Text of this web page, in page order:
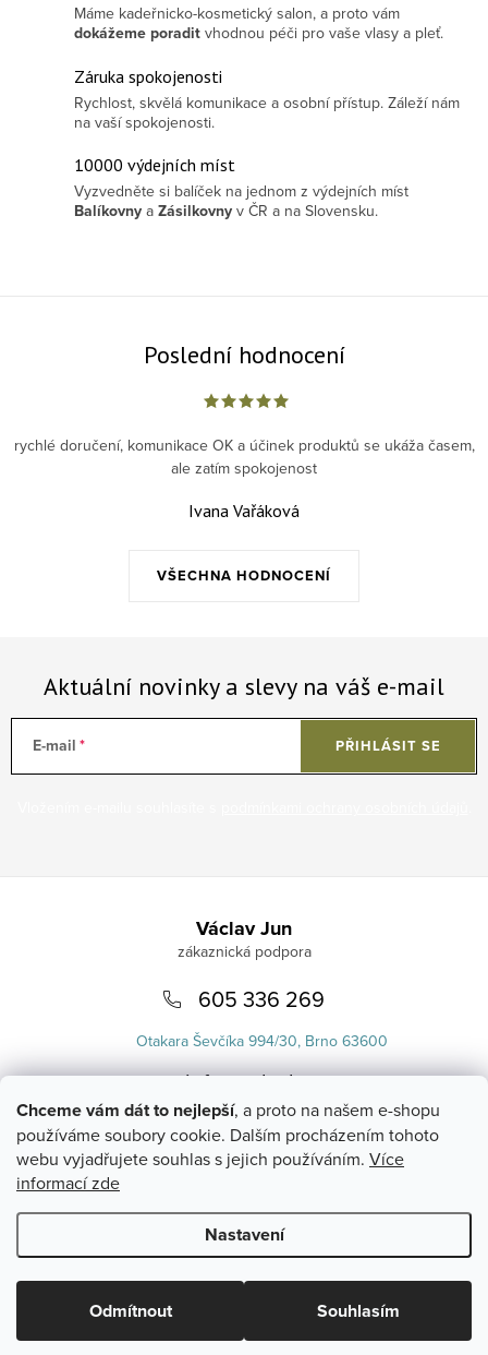
Chceme vám dát to nejlepší, a proto na našem e-shopu
používáme soubory cookie. Dalším procházením tohoto
webu vyjadřujete souhlas s jejich používáním. Více
informací zde
Nastavení
Odmítnout Souhlasím
Máme kadeřnicko-kosmetický salon, a proto vám
dokážeme poradit vhodnou péči pro vaše vlasy a pleť.
Záruka spokojenosti
Rychlost, skvělá komunikace a osobní přístup. Záleží nám
na vaší spokojenosti.
10000 výdejních míst
Vyzvedněte si balíček na jednom z výdejních míst
Balíkovny a Zásilkovny v ČR a na Slovensku.
Poslední hodnocení
VŠECHNA HODNOCENÍ
rychlé doručení, komunikace OK a účinek produktů se ukáža časem,
ale zatím spokojenost
Ivana Vařáková
Aktuální novinky a slevy na váš e-mail
E-mail PŘIHLÁSIT SE
Václav Jun
605 336 269
Otakara Ševčíka 994/30, Brno 63600
info@uvlasku.cz
Copyright 2026UVlásku.cz. Všechna práva vyhrazena.Upravit
nastavení cookies